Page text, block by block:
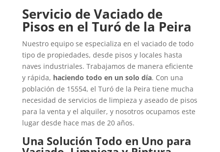
Servicio de Vaciado de
Pisos en el Turó de la Peira
Nuestro equipo se especializa en el vaciado de todo
tipo de propiedades, desde pisos y locales hasta
naves industriales. Trabajamos de manera eficiente
y rápida, haciendo todo en un solo día. Con una
población de 15554, el Turó de la Peira tiene mucha
necesidad de servicios de limpieza y aseado de pisos
para la venta y el alquiler, y nosotros ocupamos este
lugar desde hace mas de 20 años.
Una Solución Todo en Uno para